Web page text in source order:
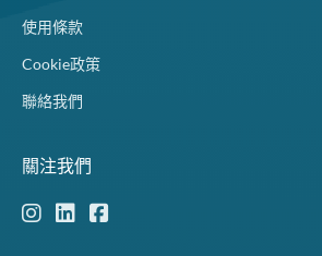
使用條款
Cookie政策
聯絡我們
關注我們